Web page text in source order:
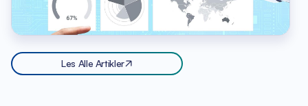
Les Alle Artikler